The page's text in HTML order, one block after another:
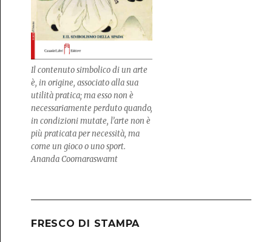
Il contenuto simbolico di un arte
è, in origine, associato alla sua
utilità pratica; ma esso non è
necessariamente perduto quando,
in condizioni mutate, l’arte non è
più praticata per necessità, ma
come un gioco o uno sport.
Ananda Coomaraswamt
FRESCO DI STAMPA